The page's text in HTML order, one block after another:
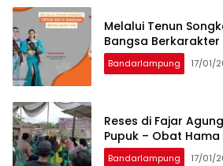
Melalui Tenun
Bangsa Berkarakter
Bandarlampung 17/01/
Reses di Fajar
Pupuk – Obat Hama
Bandarlampung 17/01/